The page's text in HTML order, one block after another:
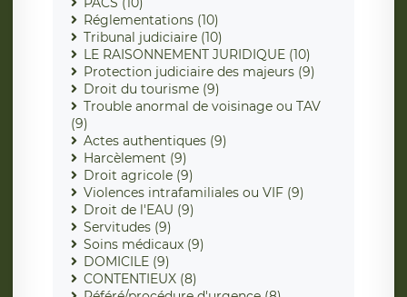
Réglementations (10)
Tribunal judiciaire (10)
LE RAISONNEMENT JURIDIQUE (10)
Protection judiciaire des majeurs (9)
Droit du tourisme (9)
Trouble anormal de voisinage ou TAV
(9)
Actes authentiques (9)
Harcèlement (9)
Droit agricole (9)
Violences intrafamiliales ou VIF (9)
Droit de l'EAU (9)
Servitudes (9)
Soins médicaux (9)
DOMICILE (9)
CONTENTIEUX (8)